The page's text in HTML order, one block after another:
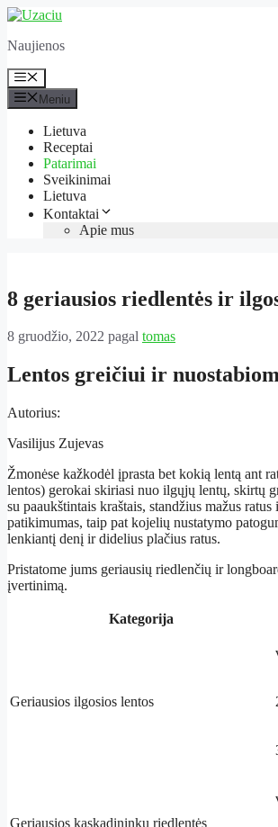
Pereiti
turinio
Naujienos
Meniu
Meniu
Lietuva
Receptai
Patarimai
Sveikinimai
Lietuva
Kontaktai
Apie mus
8 geriausios riedlentės ir
8 gruodžio, 2022 pagal tomas
Lentos greičiui ir
Autorius:
Vasilijus Zujevas
Žmonėse kažkodėl įprasta bet kokią lentą ant
lentos) gerokai skiriasi nuo ilgųjų lentų, skirtų
su paaukštintais kraštais, standžius mažus
patikimumas, taip pat kojelių nustatymo
lenkiantį denį ir didelius plačius ratus.
Pristatome jums geriausių riedlenčių ir
įvertinimą.
Kategorija
Geriausios ilgosios lentos
Geriausios kaskadininkų riedlentės